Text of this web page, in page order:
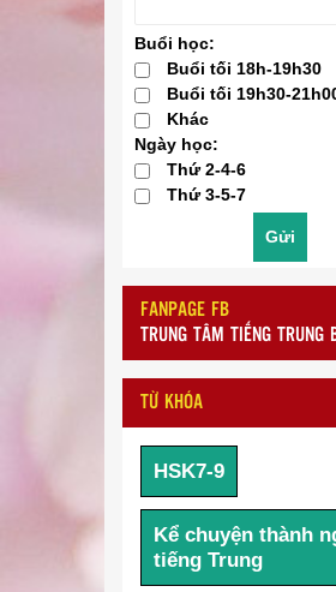
Buổi học:
Buổi tối 18h-19h30
Buổi tối 19h30-
Khác
Ngày học:
Thứ 2-4-6
Thứ 3-5-7
FANPAGE FB
TRUNG TÂM TIẾNG TRUNG
TỪ KHÓA
HSK7-9
Kể chuyện thành
tiếng Trung